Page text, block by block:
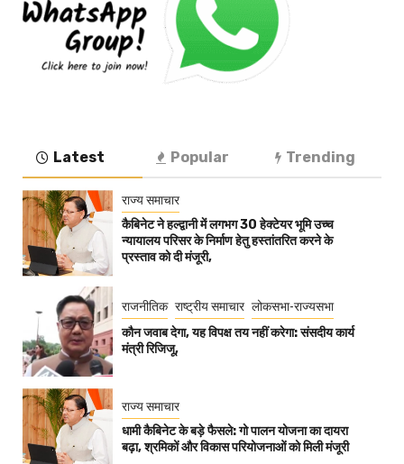
Latest Popular Trending
राज्य समाचार
कैबिनेट ने हल्द्वानी में लगभग 30 हेक्टेयर भूमि उच्च
न्यायालय परिसर के निर्माण हेतु हस्तांतरित करने के
प्रस्ताव को दी मंजूरी,
राजनीतिक राष्ट्रीय समाचार लोकसभा-राज्यसभा
कौन जवाब देगा, यह विपक्ष तय नहीं करेगा: संसदीय कार्य
मंत्री रिजिजू,
राज्य समाचार
धामी कैबिनेट के बड़े फैसले: गो पालन योजना का दायरा
बढ़ा, श्रमिकों और विकास परियोजनाओं को मिली मंजूरी